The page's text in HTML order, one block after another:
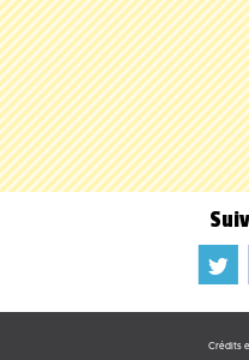
a
Crédits